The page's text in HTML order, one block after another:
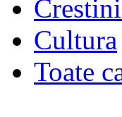
Cultura
Toate